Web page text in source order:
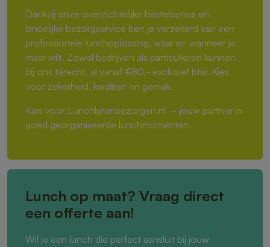
Dankzij onze overzichtelijke bestelopties en
landelijke bezorgservice ben je verzekerd van een
professionele lunchoplossing, waar en wanneer je
maar wilt. Zowel bedrijven als particulieren kunnen
bij ons terecht, al vanaf €80,- exclusief btw. Kies
voor zekerheid, kwaliteit en gemak.
Kies voor Lunchlatenbezorgen.nl – jouw partner in
goed georganiseerde lunchmomenten.
Lunch op maat? Vraag direct
een offerte aan!
Wil je een lunch die perfect aansluit bij jouw